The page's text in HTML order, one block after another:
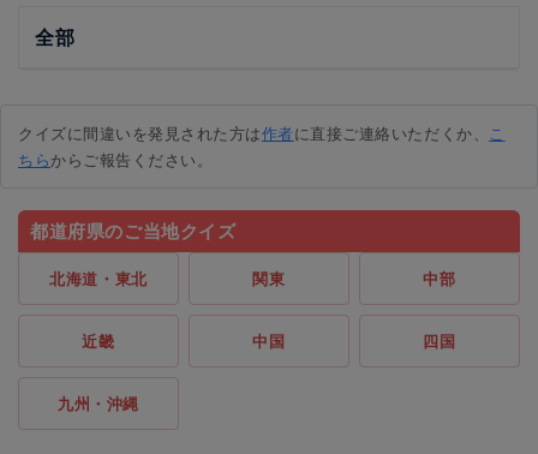
全部
クイズに間違いを発見された方は作者に直接ご連絡いただくか、 こ
ちらからご報告ください。
都道府県のご当地クイズ
北海道・東北 関東 中部
近畿 中国 四国
九州・沖縄